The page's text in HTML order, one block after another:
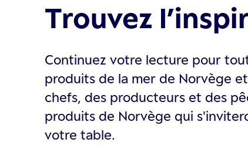
Trouvez
Continuez votre lecture pour
produits de la mer de Norvège
chefs, des producteurs et des
produits de Norvège qui
votre table.